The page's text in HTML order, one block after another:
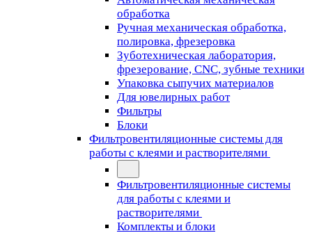
обработка
Ручная механическая обработка,
полировка, фрезеровка
Зуботехническая лаборатория,
фрезерование, CNC, зубные техники
Упаковка сыпучих материалов
Для ювелирных работ
Фильтры
Блоки
Фильтровентиляционные системы для
работы с клеями и растворителями
Фильтровентиляционные системы
для работы с клеями и
растворителями
Комплекты и блоки